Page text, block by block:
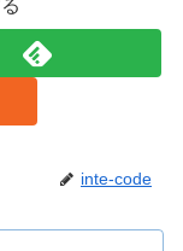
inte-code